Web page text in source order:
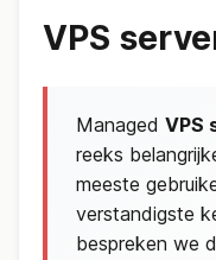
VPS
Managed VPS
reeks
meeste
verstandigste
bespreken we